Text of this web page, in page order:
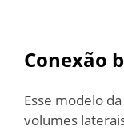
Conexão
Esse modelo
volumes